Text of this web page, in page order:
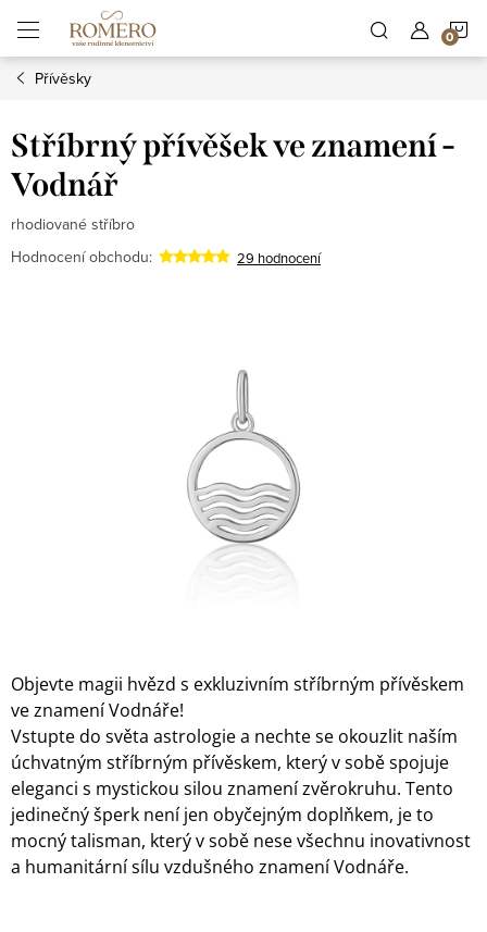
obsah
Přívěsky
Stříbrný přívěšek ve znamení -
Vodnář
rhodiované stříbro
Hodnocení obchodu:
29 hodnocení
Objevte magii hvězd s exkluzivním stříbrným přívěskem
ve znamení Vodnáře!
Vstupte do světa astrologie a nechte se okouzlit naším
úchvatným stříbrným přívěskem, který v sobě spojuje
eleganci s mystickou silou znamení zvěrokruhu. Tento
jedinečný šperk není jen obyčejným doplňkem, je to
mocný talisman, který v sobě nese všechnu inovativnost
a humanitární sílu vzdušného znamení Vodnáře.